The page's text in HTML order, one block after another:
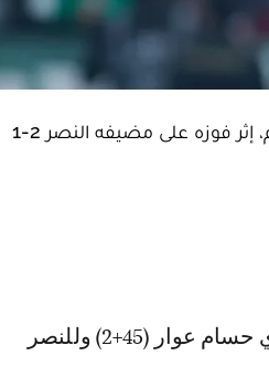
لحق الاتحاد المنقوص بركب المتأهلين الى الدور ربع النهائي من كأس السعودية في كرة القدم، إثر فوزه على مضيفه النصر 2-1